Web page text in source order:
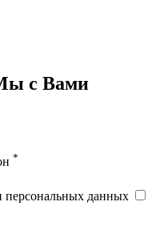
с Вами
*
персональных данных